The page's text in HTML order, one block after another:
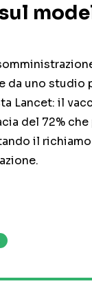
da uno studio
Lancet: il
del 72%
il